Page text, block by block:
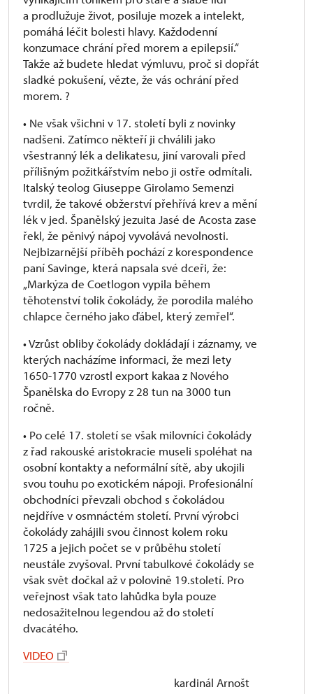
a prodlužuje život, posiluje mozek a intelekt,
pomáhá léčit bolesti hlavy. Každodenní
konzumace chrání před morem a epilepsií.“
Takže až budete hledat výmluvu, proč si dopřát
sladké pokušení, vězte, že vás ochrání před
morem. ?
• Ne však všichni v 17. století byli z novinky
nadšeni. Zatímco někteří ji chválili jako
všestranný lék a delikatesu, jiní varovali před
přílišným požitkářstvím nebo ji ostře odmítali.
Italský teolog Giuseppe Girolamo Semenzi
tvrdil, že takové obžerství přehřívá krev a mění
lék v jed. Španělský jezuita Jasé de Acosta zase
řekl, že pěnivý nápoj vyvolává nevolnosti.
Nejbizarnější příběh pochází z korespondence
paní Savinge, která napsala své dceři, že:
„Markýza de Coetlogon vypila během
těhotenství tolik čokolády, že porodila malého
chlapce černého jako ďábel, který zemřel“.
• Vzrůst obliby čokolády dokládají i záznamy, ve
kterých nacházíme informaci, že mezi lety
1650-1770 vzrostl export kakaa z Nového
Španělska do Evropy z 28 tun na 3000 tun
ročně.
• Po celé 17. století se však milovníci čokolády
z řad rakouské aristokracie museli spoléhat na
osobní kontakty a neformální sítě, aby ukojili
svou touhu po exotickém nápoji. Profesionální
obchodníci převzali obchod s čokoládou
nejdříve v osmnáctém století. První výrobci
čokolády zahájili svou činnost kolem roku
1725 a jejich počet se v průběhu století
neustále zvyšoval. První tabulkové čokolády se
však svět dočkal až v polovině 19.století. Pro
veřejnost však tato lahůdka byla pouze
nedosažitelnou legendou až do století
dvacátého.
VIDEO
kardinál Arnošt